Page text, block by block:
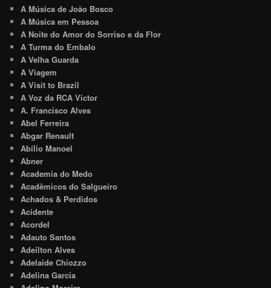
A Música de João Bosco
A Música em Pessoa
A Noite do Amor do Sorriso e da Flor
A Turma do Embalo
A Velha Guarda
A Viagem
A Visit to Brazil
A Voz da RCA Victor
A. Francisco Alves
Abel Ferreira
Abgar Renault
Abílio Manoel
Abner
Academia do Medo
Acadêmicos do Salgueiro
Achados & Perdidos
Acidente
Acordel
Adauto Santos
Adeilton Alves
Adelaide Chiozzo
Adelina Garcia